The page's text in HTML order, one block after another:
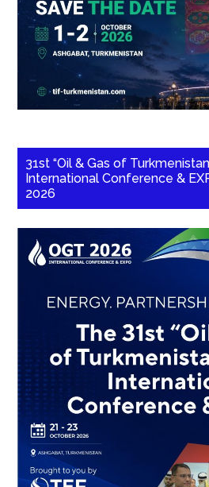
31st “Oil & Gas of
International Conference &
2026